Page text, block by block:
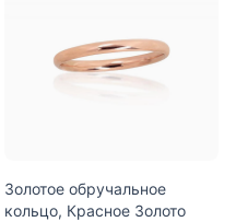
Золотое обручальное
кольцо, Красное Золото